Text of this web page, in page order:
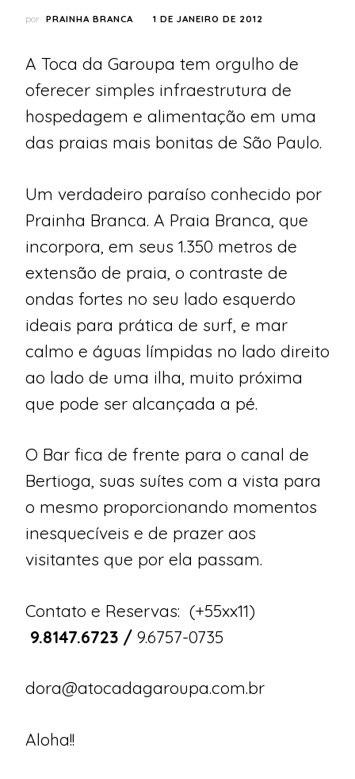
por PRAINHA BRANCA 1 DE JANEIRO DE 2012
A Toca da Garoupa tem orgulho de
oferecer simples infraestrutura de
hospedagem e alimentação em uma
das praias mais bonitas de São Paulo.
Um verdadeiro paraíso conhecido por
Prainha Branca. A Praia Branca, que
incorpora, em seus 1.350 metros de
extensão de praia, o contraste de
ondas fortes no seu lado esquerdo
ideais para prática de surf, e mar
calmo e águas límpidas no lado direito
ao lado de uma ilha, muito próxima
que pode ser alcançada a pé.
O Bar fica de frente para o canal de
Bertioga, suas suítes com a vista para
o mesmo proporcionando momentos
inesquecíveis e de prazer aos
visitantes que por ela passam.
Contato e Reservas: (+55xx11)
9.8147.6723 / 9.6757-0735
dora@atocadagaroupa.com.br
Aloha!!